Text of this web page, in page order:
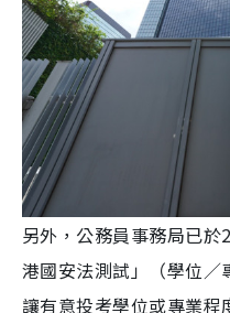
另外，公務員事務局已
港國安法測試」（學位／
讓有意投考學位或專業